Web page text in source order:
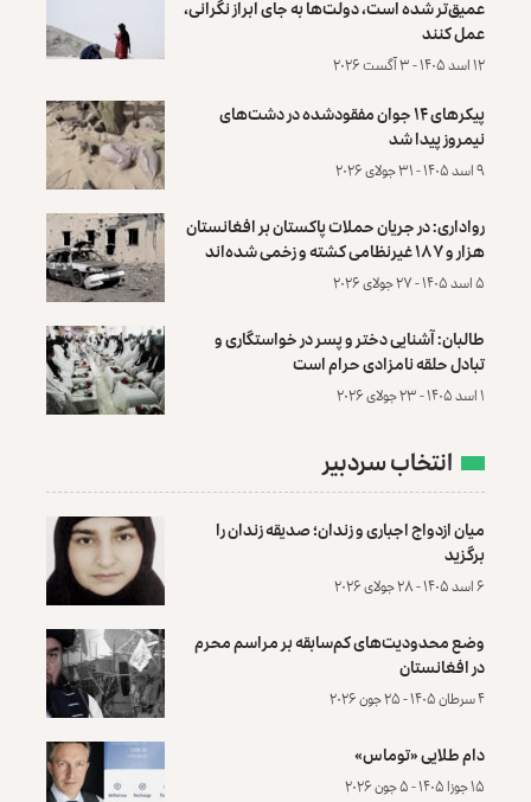
عمیق‌تر شده است، دولت‌ها به جای ابراز نگرانی،
عمل کنند
۱۲ اسد ۱۴۰۵ - ۳ آگست ۲۰۲۶
پیکرهای ۱۴ جوان مفقودشده در دشت‌های
نیمروز پیدا شد
۹ اسد ۱۴۰۵ - ۳۱ جولای ۲۰۲۶
رواداری: در جریان حملات پاکستان بر افغانستان
هزار و ۱۸۷ غیرنظامی کشته و زخمی شده‌اند
۵ اسد ۱۴۰۵ - ۲۷ جولای ۲۰۲۶
طالبان: آشنایی دختر و پسر در خواستگاری و
تبادل حلقه نامزادی حرام است
۱ اسد ۱۴۰۵ - ۲۳ جولای ۲۰۲۶
انتخاب سردبیر
میان ازدواج اجباری و زندان؛ صدیقه زندان را
برگزید
۶ اسد ۱۴۰۵ - ۲۸ جولای ۲۰۲۶
وضع محدودیت‌های کم‌سابقه بر مراسم محرم
در افغانستان
۴ سرطان ۱۴۰۵ - ۲۵ جون ۲۰۲۶
دام طلایی «توماس»
۱۵ جوزا ۱۴۰۵ - ۵ جون ۲۰۲۶